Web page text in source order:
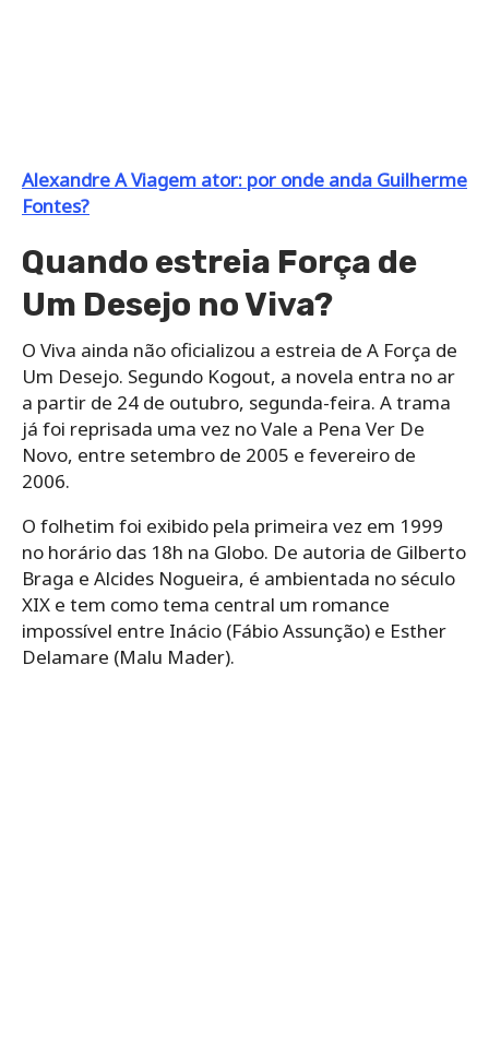
Alexandre A Viagem ator: por onde anda Guilherme
Fontes?
Quando estreia Força de
Um Desejo no Viva?
O Viva ainda não oficializou a estreia de A Força de
Um Desejo. Segundo Kogout, a novela entra no ar
a partir de 24 de outubro, segunda-feira. A trama
já foi reprisada uma vez no Vale a Pena Ver De
Novo, entre setembro de 2005 e fevereiro de
2006.
O folhetim foi exibido pela primeira vez em 1999
no horário das 18h na Globo. De autoria de Gilberto
Braga e Alcides Nogueira, é ambientada no século
XIX e tem como tema central um romance
impossível entre Inácio (Fábio Assunção) e Esther
Delamare (Malu Mader).